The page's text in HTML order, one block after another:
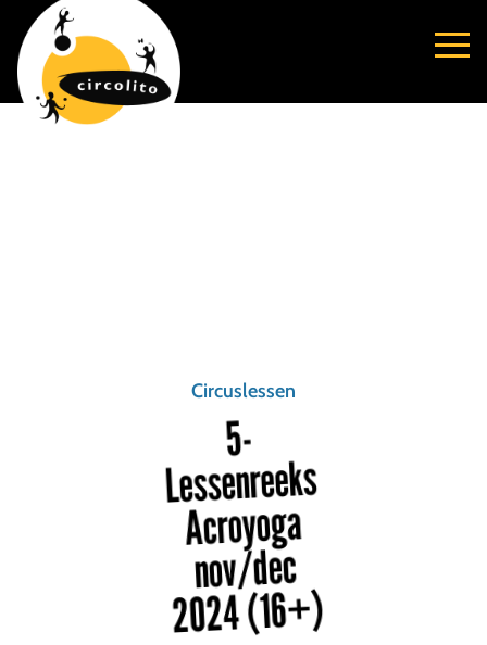
Circuslessen
5-
Lessenreeks
Acroyoga
nov/dec
2024 (16+)